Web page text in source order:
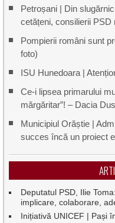
Petroșani | Din
cetățeni, consilierii PSD
Pompierii români sunt
foto)
ISU Hunedoara |
Ce-i lipsea primarului
mărgăritar”! – Dacia
Municipiul Orăștie |
succes încă un proiect
Deputatul PSD, Ilie
implicare, colaborare,
Inițiativă UNICEF | Pași